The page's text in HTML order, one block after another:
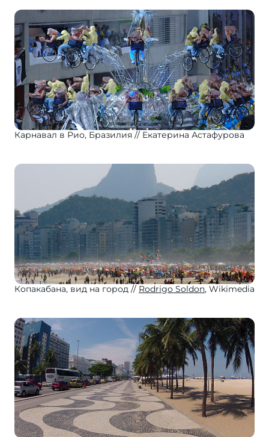
Карнавал в Рио, Бразилия Екатерина Астафурова
Копакабана, вид на город Rodrigo Soldon, Wikimedia